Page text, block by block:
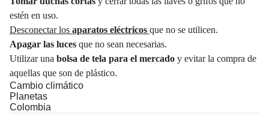
estén en uso.
Desconectar los aparatos eléctricos que no se utilicen.
Apagar las luces que no sean necesarias.
Utilizar una bolsa de tela para el mercado y evitar la compra de
aquellas que son de plástico.
Cambio climático
Planetas
Colombia